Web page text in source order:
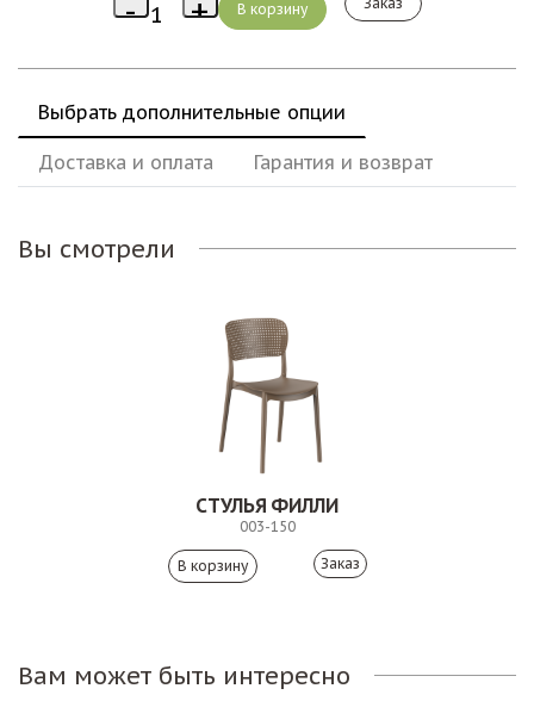
Выбрать дополнительные опции
Доставка и оплата Гарантия и возврат
Вы смотрели
СТУЛЬЯ ФИЛЛИ
003-150
Заказ
Вам может быть интересно